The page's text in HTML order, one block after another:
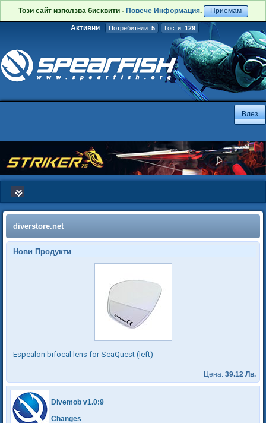
Този сайт използва бисквити - Повече Информация. Приемам
Активни Потребители: 5 Гости: 129
diverstore.net
Нови Продукти
Espealon bifocal lens for SeaQuest (left)
Цена: 39.12 Лв.
Divemob v1.0:9
Changes